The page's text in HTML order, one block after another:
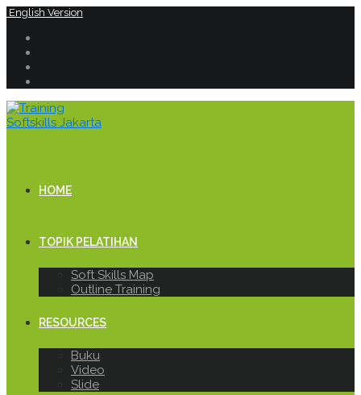
English Version
HOME
TOPIK PELATIHAN
Soft Skills Map
Outline Training
RESOURCES
Buku
Video
Slide